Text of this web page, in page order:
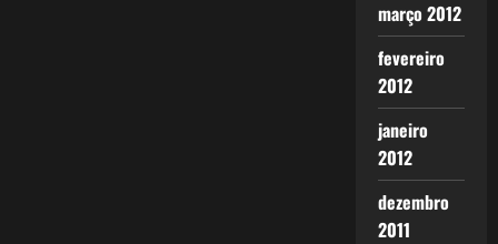
março 2012
fevereiro
2012
janeiro
2012
dezembro
2011